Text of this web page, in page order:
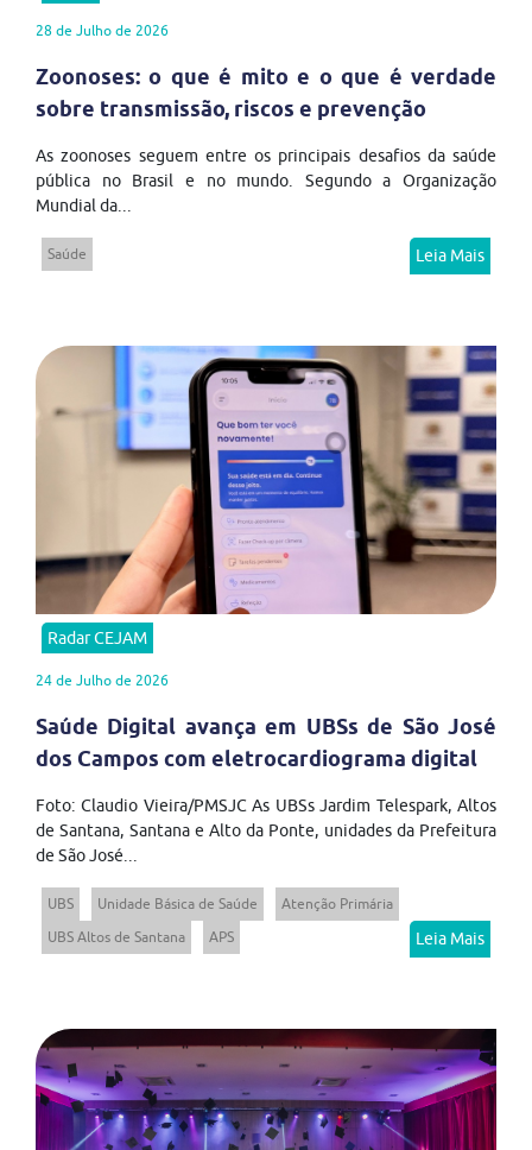
28 de Julho de 2026
Zoonoses: o que é mito e o que é verdade
sobre transmissão, riscos e prevenção
As zoonoses seguem entre os principais desafios da saúde
pública no Brasil e no mundo. Segundo a Organização
Mundial da...
Saúde Leia Mais
Radar CEJAM
24 de Julho de 2026
Saúde Digital avança em UBSs de São José
dos Campos com eletrocardiograma digital
Foto: Claudio Vieira/PMSJC As UBSs Jardim Telespark, Altos
de Santana, Santana e Alto da Ponte, unidades da Prefeitura
de São José...
UBS Unidade Básica de Saúde
Atenção Primária
UBS Altos de Santana
APS Leia Mais